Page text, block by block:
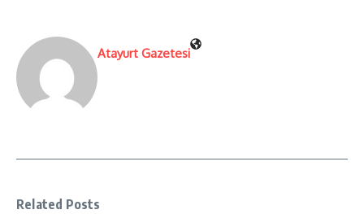
Atayurt Gazetesi
Related Posts